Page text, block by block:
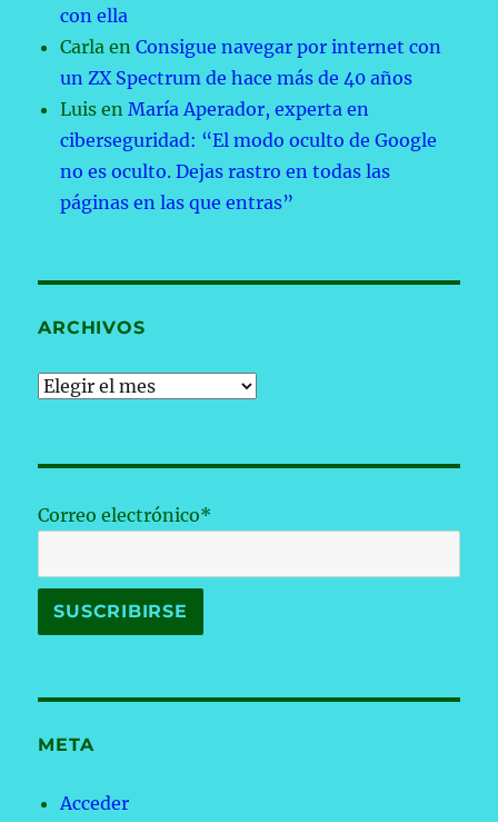
con ella
Carla enConsigue navegar por internet con
un ZX Spectrum de hace más de 40 años
Luis enMaría Aperador, experta en
ciberseguridad: “El modo oculto de Google
no es oculto. Dejas rastro en todas las
páginas en las que entras”
ARCHIVOS
Archivos
Correo electrónico*
META
Acceder